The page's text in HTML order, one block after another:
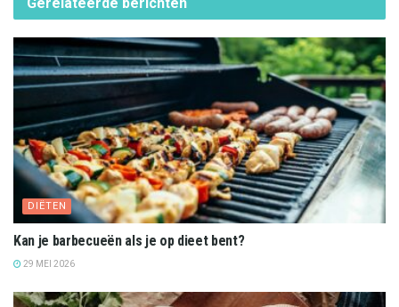
DIËTEN
Kan je barbecueën als je op dieet bent?
29 MEI 2026